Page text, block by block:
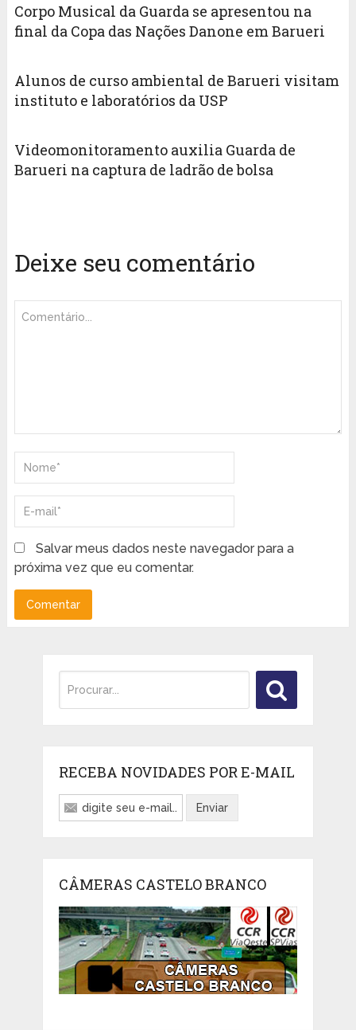
Corpo Musical da Guarda se apresentou na
final da Copa das Nações Danone em Barueri
Alunos de curso ambiental de Barueri visitam
instituto e laboratórios da USP
Videomonitoramento auxilia Guarda de
Barueri na captura de ladrão de bolsa
Deixe seu comentário
Salvar meus dados neste navegador para a
próxima vez que eu comentar.
RECEBA NOVIDADES POR E-MAIL
CÂMERAS CASTELO BRANCO